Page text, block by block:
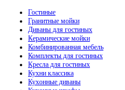
Гостиные
Гранитные мойки
Диваны для гостиных
Керамические мойки
Комбинированная мебель
Комплекты для гостиных
Кресла для гостиных
Кухни классика
Кухонные диваны